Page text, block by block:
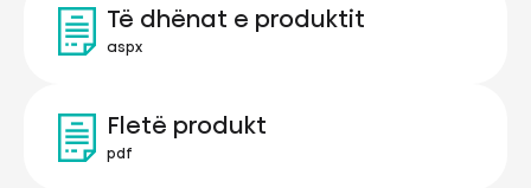
Të dhënat e produktit
aspx
Fletë produkt
pdf